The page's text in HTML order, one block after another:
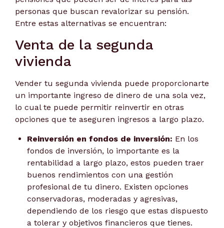
personas que buscan revalorizar su pensión.
Entre estas alternativas se encuentran:
Venta de la segunda
vivienda
Vender tu segunda vivienda puede proporcionarte
un importante ingreso de dinero de una sola vez,
lo cual te puede permitir reinvertir en otras
opciones que te aseguren ingresos a largo plazo.
Reinversión en fondos de inversión: En los
fondos de inversión, lo importante es la
rentabilidad a largo plazo, estos pueden traer
buenos rendimientos con una gestión
profesional de tu dinero. Existen opciones
conservadoras, moderadas y agresivas,
dependiendo de los riesgo que estas dispuesto
a tolerar y objetivos financieros que tienes.